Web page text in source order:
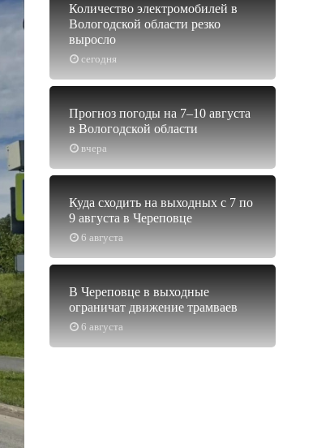
сегодня
Количество электромобилей в
Вологодской области резко
выросло
вчера
Прогноз погоды на 7–10 августа
в Вологодской области
6 августа
Куда сходить на выходных с 7 по
9 августа в Череповце
6 августа
В Череповце в выходные
ограничат движение трамваев